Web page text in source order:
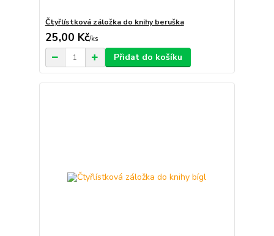
Čtyřlístková záložka do knihy beruška
25,00 Kč/ks
Přidat do košíku